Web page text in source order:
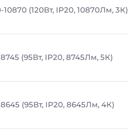
(120Вт, IP20, 10870Лм, 3К)
(95Вт, IP20, 8745Лм, 5К)
(95Вт, IP20, 8645Лм, 4К)